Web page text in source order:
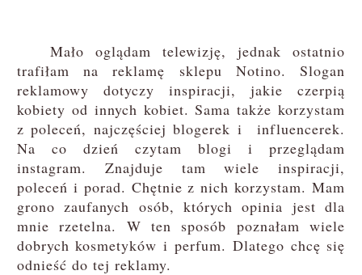
Mało oglądam telewizję, jednak ostatnio
trafiłam na reklamę sklepu Notino. Slogan
reklamowy dotyczy inspiracji, jakie czerpią
kobiety od innych kobiet. Sama także korzystam
z poleceń, najczęściej blogerek i influencerek.
Na co dzień czytam blogi i przeglądam
instagram. Znajduje tam wiele inspiracji,
poleceń i porad. Chętnie z nich korzystam. Mam
grono zaufanych osób, których opinia jest dla
mnie rzetelna. W ten sposób poznałam wiele
dobrych kosmetyków i perfum. Dlatego chcę się
odnieść do tej reklamy.